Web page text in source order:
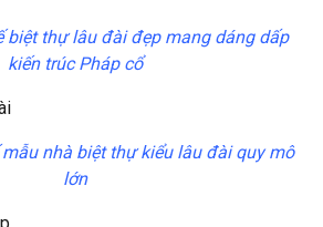
biệt thự lâu đài đẹp mang dáng dấp
kiến trúc Pháp cổ
nhà biệt thự kiểu lâu đài quy mô
lớn